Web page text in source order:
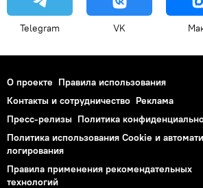
Telegram VK
О проекте Правила использования
Контакты и сотрудничество Реклама
Пресс-релизы Политика
Политика использования Cookie и
логирования
Правила применения рекомендательных
технологий